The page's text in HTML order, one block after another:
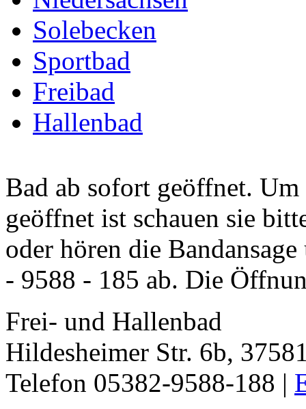
Solebecken
Sportbad
Freibad
Hallenbad
Bad ab sofort geöffnet.
geöffnet ist schauen sie
oder hören die
- 9588 - 185 ab. Die
Frei- und Hallenbad
Hildesheimer Str. 6b,
Telefon 05382-9588-188 |